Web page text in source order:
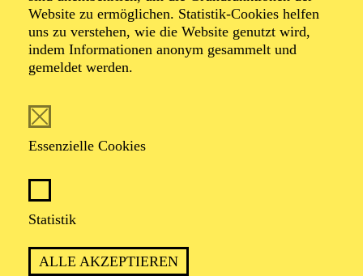
Website zu ermöglichen. Statistik-Cookies helfen
uns zu verstehen, wie die Website genutzt wird,
indem Informationen anonym gesammelt und
gemeldet werden.
Essenzielle Cookies
Statistik
ALLE AKZEPTIEREN
Ines Krug
Schauspiel-Ensemble
Studium der Anglistik und Romanistik, das sie bis zur
ihre Schauspielausbildung an der Otto-Falckenberg-
Städtische Bühnen Bielefeld, Stadttheater Konstanz,
Theater der Stadt Heidelberg und Theater Krefeld